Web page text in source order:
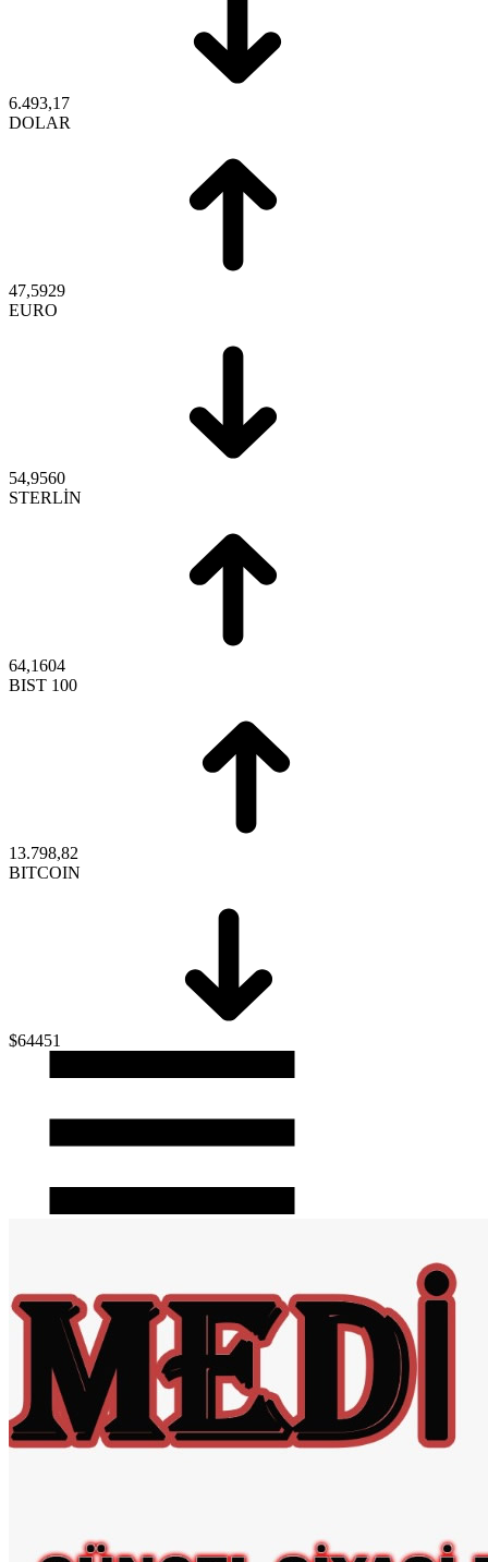
6.493,17
DOLAR
47,5929
EURO
54,9560
STERLİN
64,1604
BIST 100
13.798,82
BITCOIN
$64451